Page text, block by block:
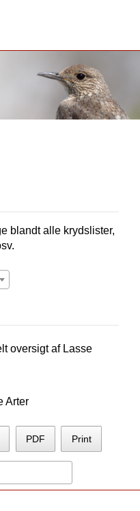
blandt alle krydslister,
oversigt af Lasse
Arter
PDF Print